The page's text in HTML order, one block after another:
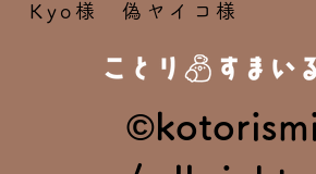
Kyo様 偽ヤイコ様